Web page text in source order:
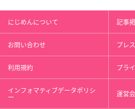
にじめんについて 記事
お問い合わせ プレ
利用規約 プラ
インフォマティブデータポリシ
ー 運営